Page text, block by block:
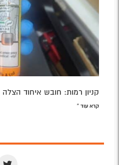
קניון רמות: חובש איחוד הצלה
קרא עוד »